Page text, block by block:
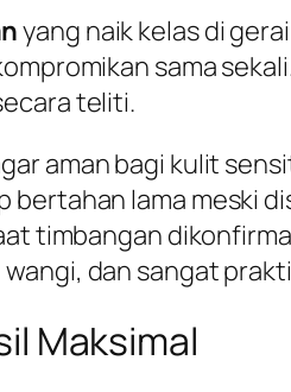
yang naik kelas di
sama
teliti.
aman bagi kulit
lama meski
timbangan
dan sangat
Maksimal